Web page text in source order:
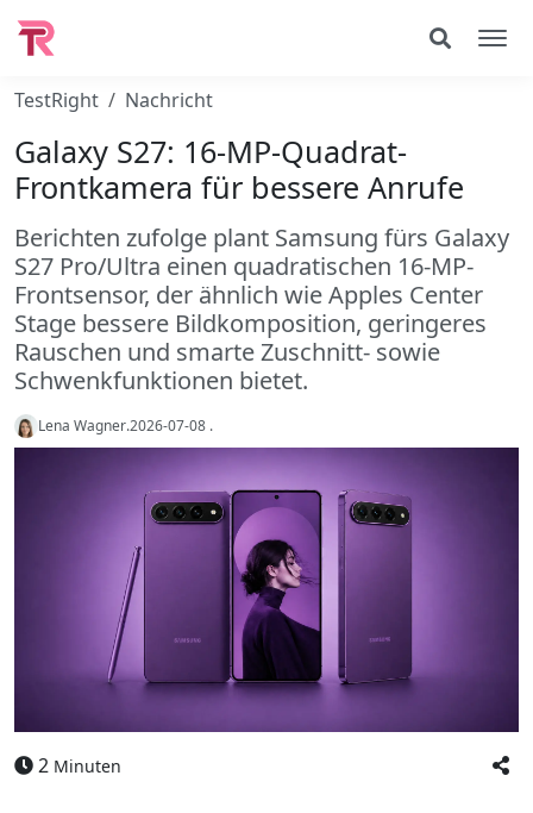
TestRight Nachricht
Galaxy S27: 16‑MP-Quadrat-
Frontkamera für bessere Anrufe
Berichten zufolge plant Samsung fürs Galaxy
S27 Pro/Ultra einen quadratischen 16‑MP-
Frontsensor, der ähnlich wie Apples Center
Stage bessere Bildkomposition, geringeres
Rauschen und smarte Zuschnitt- sowie
Schwenkfunktionen bietet.
Lena Wagner.2026-07-08 .
2 Minuten